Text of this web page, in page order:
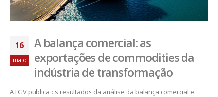
16
maio
A balança comercial: as
exportações de commodities da
indústria de transformação
A FGV publica os resultados da análise da balança comercial e